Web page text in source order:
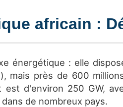
africain :
énergétique : elle
mais près de 600
est d'environ 250 GW,
de nombreux pays.